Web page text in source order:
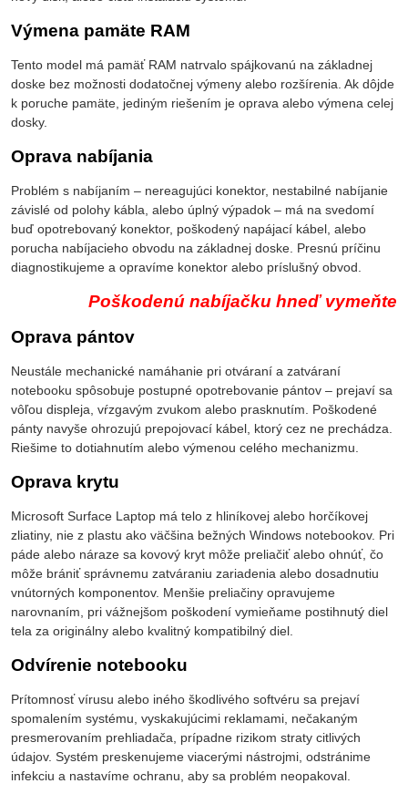
Výmena pamäte RAM
Tento model má pamäť RAM natrvalo spájkovanú na základnej
doske bez možnosti dodatočnej výmeny alebo rozšírenia. Ak dôjde
k poruche pamäte, jediným riešením je oprava alebo výmena celej
dosky.
Oprava nabíjania
Problém s nabíjaním – nereagujúci konektor, nestabilné nabíjanie
závislé od polohy kábla, alebo úplný výpadok – má na svedomí
buď opotrebovaný konektor, poškodený napájací kábel, alebo
porucha nabíjacieho obvodu na základnej doske. Presnú príčinu
diagnostikujeme a opravíme konektor alebo príslušný obvod.
Poškodenú nabíjačku hneď vymeňte
Oprava pántov
Neustále mechanické namáhanie pri otváraní a zatváraní
notebooku spôsobuje postupné opotrebovanie pántov – prejaví sa
vôľou displeja, vŕzgavým zvukom alebo prasknutím. Poškodené
pánty navyše ohrozujú prepojovací kábel, ktorý cez ne prechádza.
Riešime to dotiahnutím alebo výmenou celého mechanizmu.
Oprava krytu
Microsoft Surface Laptop má telo z hliníkovej alebo horčíkovej
zliatiny, nie z plastu ako väčšina bežných Windows notebookov. Pri
páde alebo náraze sa kovový kryt môže preliačiť alebo ohnúť, čo
môže brániť správnemu zatváraniu zariadenia alebo dosadnutiu
vnútorných komponentov. Menšie preliačiny opravujeme
narovnaním, pri vážnejšom poškodení vymieňame postihnutý diel
tela za originálny alebo kvalitný kompatibilný diel.
Odvírenie notebooku
Prítomnosť vírusu alebo iného škodlivého softvéru sa prejaví
spomalením systému, vyskakujúcimi reklamami, nečakaným
presmerovaním prehliadača, prípadne rizikom straty citlivých
údajov. Systém preskenujeme viacerými nástrojmi, odstránime
infekciu a nastavíme ochranu, aby sa problém neopakoval.